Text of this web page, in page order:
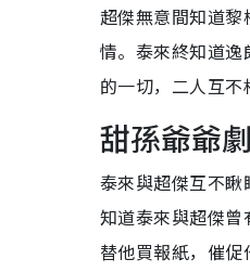
超傑無意間知道
情。泰來終知道
的一切，二人互不
甜孫爺爺
泰來與超傑互不
知道泰來與超傑
替他買報紙，催